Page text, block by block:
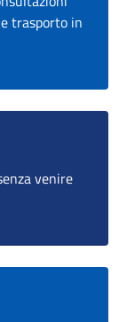
trasporto in
venire